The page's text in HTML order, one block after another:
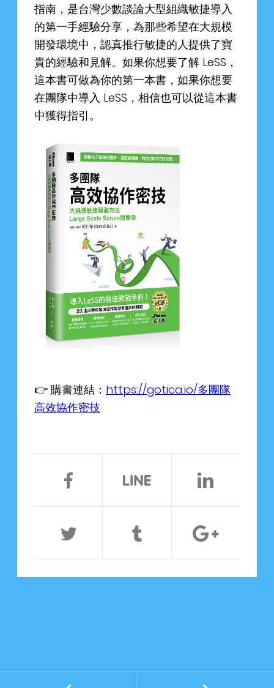
指南，是台灣少數談論大型組織敏捷導入
的第一手經驗分享，為那些希望在大規模
開發環境中，認真推行敏捷的人提供了寶
貴的經驗和見解。如果你想要了解 LeSS，
這本書可做為你的第一本書，如果你想要
在團隊中導入 LeSS，相信也可以從這本書
中獲得指引。
👉 購書連結： https://gotica.io/多團隊
高效協作密技